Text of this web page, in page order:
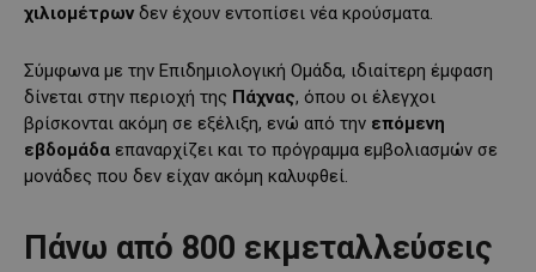
χιλιομέτρων δεν έχουν εντοπίσει νέα κρούσματα.
Σύμφωνα με την Επιδημιολογική Ομάδα, ιδιαίτερη έμφαση
δίνεται στην περιοχή της Πάχνας, όπου οι έλεγχοι
βρίσκονται ακόμη σε εξέλιξη, ενώ από την επόμενη
εβδομάδα επαναρχίζει και το πρόγραμμα εμβολιασμών σε
μονάδες που δεν είχαν ακόμη καλυφθεί.
Πάνω από 800 εκμεταλλεύσεις